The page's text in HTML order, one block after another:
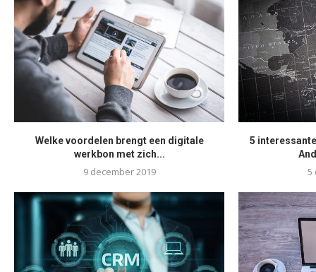
Welke voordelen brengt een digitale
werkbon met zich...
9 december 2019
5
5